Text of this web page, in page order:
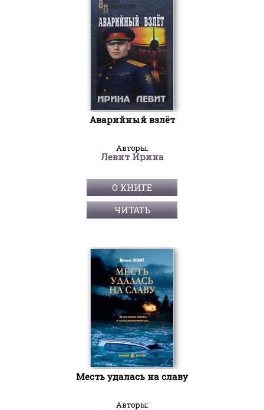
Аварийный взлёт
Авторы:
Левит Ирина
О КНИГЕ
ЧИТАТЬ
Месть удалась на славу
Авторы: